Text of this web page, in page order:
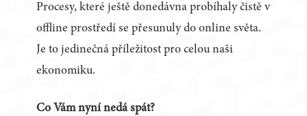
Procesy, které ještě donedávna probíhaly čistě v
offline prostředí se přesunuly do online světa.
Je to jedinečná příležitost pro celou naši
ekonomiku.
Co Vám nyní nedá spát?